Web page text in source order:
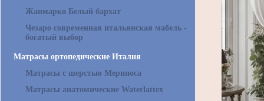
Жанмарко Белый бархат
Чезаро современная итальянская мабель -
богатый выбор
Матрасы ортопедические Италия
Матрасы с шерстью Мериноса
Матрасы анатомические Waterlattex